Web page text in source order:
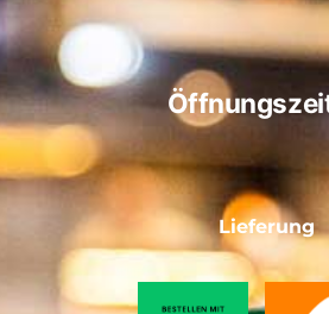
Lieferung